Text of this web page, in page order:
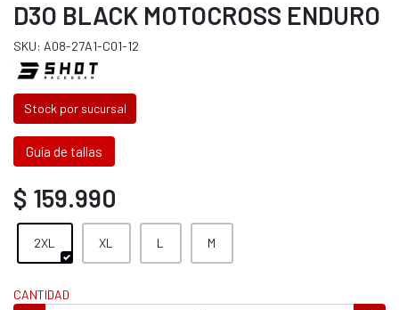
D3O BLACK MOTOCROSS ENDURO
SKU: A08-27A1-C01-12
Stock por sucursal
Guía de tallas
$ 159.990
2XL XL L M
CANTIDAD